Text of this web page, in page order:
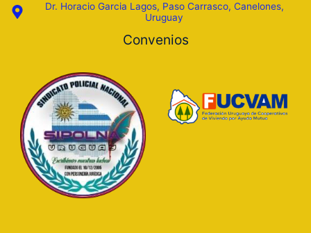
Dr. Horacio Garcia Lagos, Paso Carrasco, Canelones,
Uruguay
Convenios